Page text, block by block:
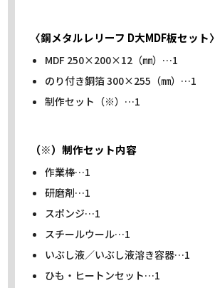
〈銅メタルレリーフ D大MDF板セット〉
MDF 250×200×12（㎜）…1
のり付き銅箔 300×255（㎜）…1
制作セット（※）…1
（※）制作セット内容
作業棒…1
研磨剤…1
スポンジ…1
スチールウール…1
いぶし液／いぶし液溶き容器…1
ひも・ヒートンセット…1